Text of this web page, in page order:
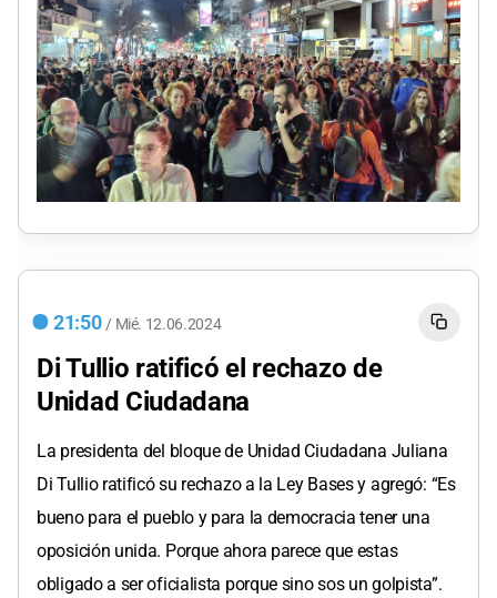
21:50 / Mié. 12.06.2024
Di Tullio ratificó el rechazo de
Unidad Ciudadana
La presidenta del bloque de Unidad Ciudadana Juliana
Di Tullio ratificó su rechazo a la Ley Bases y agregó: “Es
bueno para el pueblo y para la democracia tener una
oposición unida. Porque ahora parece que estas
obligado a ser oficialista porque sino sos un golpista”.